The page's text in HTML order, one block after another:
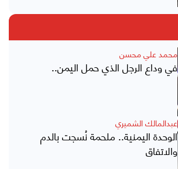
محمد علي محسن
في وداع الرجل الذي حمل اليمن..
عبدالمالك الشميري
الوحدة اليمنية.. ملحمة نُسجت بالدم
والاتفاق